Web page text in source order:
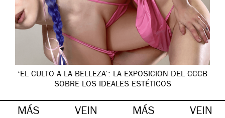
‘EL CULTO A LA BELLEZA’: LA EXPOSICIÓN DEL CCCB
SOBRE LOS IDEALES ESTÉTICOS
MÁS VEIN MÁS VEIN